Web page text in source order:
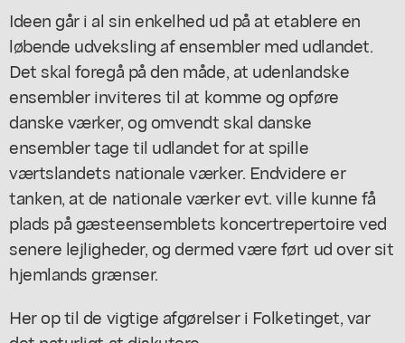
Ideen går i al sin enkelhed ud på at etablere en
løbende udveksling af ensembler med udlandet.
Det skal foregå på den måde, at udenlandske
ensembler inviteres til at komme og opføre
danske værker, og omvendt skal danske
ensembler tage til udlandet for at spille
værtslandets nationale værker. Endvidere er
tanken, at de nationale værker evt. ville kunne få
plads på gæsteensemblets koncertrepertoire ved
senere lejligheder, og dermed være ført ud over sit
hjemlands grænser.
Her op til de vigtige afgørelser i Folketinget, var